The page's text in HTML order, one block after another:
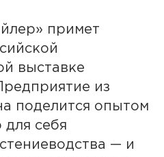
примет
выставке
из
поделится опытом
для себя
— и